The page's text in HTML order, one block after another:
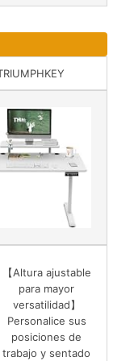
【Altura ajustable
para mayor
versatilidad】
Personalice sus
posiciones de
trabajo y sentado